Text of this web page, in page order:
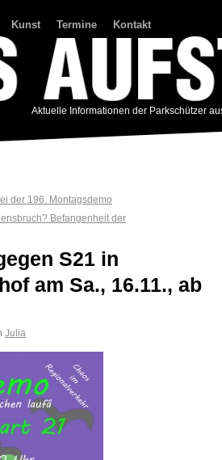
Kunst Termine Kontakt
Aktuelle Informationen der Parkschützer
der 196. Montagsdemo
Befangenheit der
S21 in
am Sa., 16.11., ab
Julia